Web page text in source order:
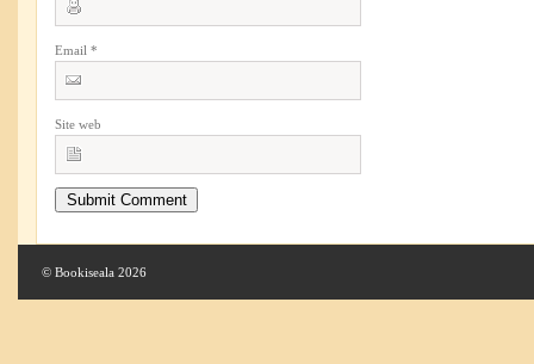
Email *
Site web
© Bookiseala 2026